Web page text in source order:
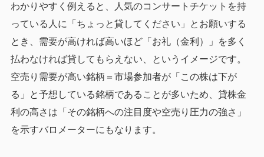
わかりやすく例えると、人気のコンサートチケットを持
っている人に「ちょっと貸してください」とお願いする
とき、需要が高ければ高いほど「お礼（金利）」を多く
払わなければ貸してもらえない、というイメージです。
空売り需要が高い銘柄＝市場参加者が「この株は下が
る」と予想している銘柄であることが多いため、貸株金
利の高さは「その銘柄への注目度や空売り圧力の強さ」
を示すバロメーターにもなります。